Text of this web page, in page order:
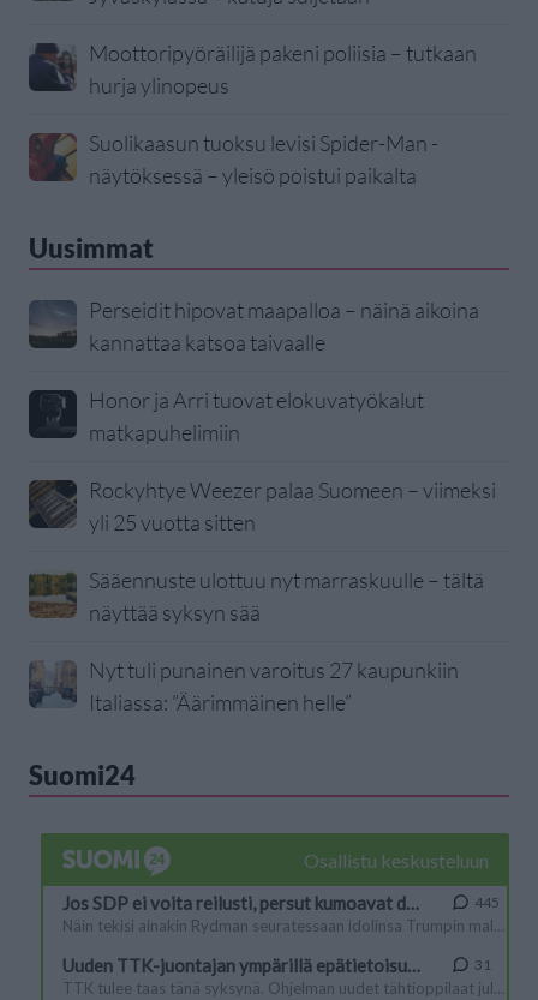
Moottoripyöräilijä pakeni poliisia – tutkaan
hurja ylinopeus
Suolikaasun tuoksu levisi Spider-Man -
näytöksessä – yleisö poistui paikalta
Uusimmat
Perseidit hipovat maapalloa – näinä aikoina
kannattaa katsoa taivaalle
Honor ja Arri tuovat elokuvatyökalut
matkapuhelimiin
Rockyhtye Weezer palaa Suomeen – viimeksi
yli 25 vuotta sitten
Sääennuste ulottuu nyt marraskuulle – tältä
näyttää syksyn sää
Nyt tuli punainen varoitus 27 kaupunkiin
Italiassa: ”Äärimmäinen helle”
Suomi24